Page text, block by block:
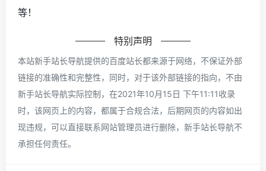
等！
特别声明
本站新手站长导航提供的百度站长都来源于网络，不保证外部
链接的准确性和完整性，同时，对于该外部链接的指向，不由
新手站长导航实际控制，在2021年10月15日 下午11:11收录
时，该网页上的内容，都属于合规合法，后期网页的内容如出
现违规，可以直接联系网站管理员进行删除，新手站长导航不
承担任何责任。